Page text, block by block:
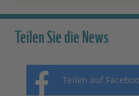
Teilen Sie die News
Teilen auf